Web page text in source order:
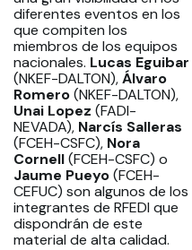
diferentes eventos en los
que compiten los
miembros de los equipos
nacionales. Lucas Eguibar
(NKEF-DALTON),Álvaro
Romero(NKEF-DALTON),
Unai Lopez (FADI-
NEVADA), Narcís Salleras
(FCEH-CSFC), Nora
Cornell(FCEH-CSFC) o
Jaume Pueyo(FCEH-
CEFUC) son algunos de los
integrantes de RFEDI que
dispondrán de este
material de alta calidad.